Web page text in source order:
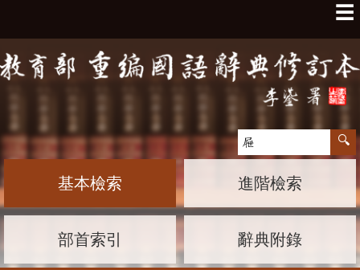
☰
基本檢索 進階檢索
部首索引 辭典附錄